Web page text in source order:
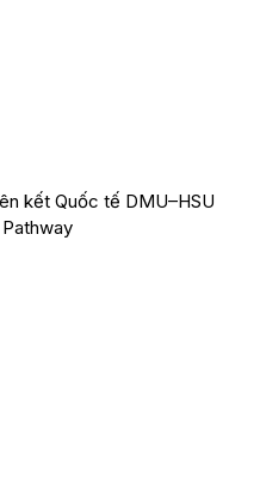
kết Quốc tế DMU–HSU